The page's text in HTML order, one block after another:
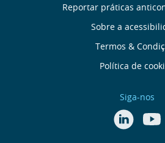
Reportar práticas
Sobre a
Termos &
Política de
Siga-nos